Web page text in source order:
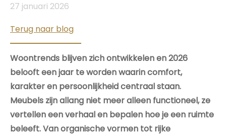
27 januari 2026
Terug naar blog
Woontrends blijven zich ontwikkelen en 2026
belooft een jaar te worden waarin comfort,
karakter en persoonlijkheid centraal staan.
Meubels zijn allang niet meer alleen functioneel, ze
vertellen een verhaal en bepalen hoe je een ruimte
beleeft. Van organische vormen tot rijke